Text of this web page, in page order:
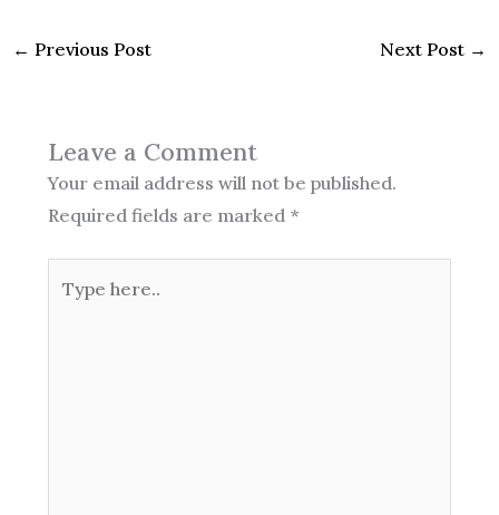
← Previous Post Next Post →
Leave a Comment
Your email address will not be published.
Required fields are marked *
here..